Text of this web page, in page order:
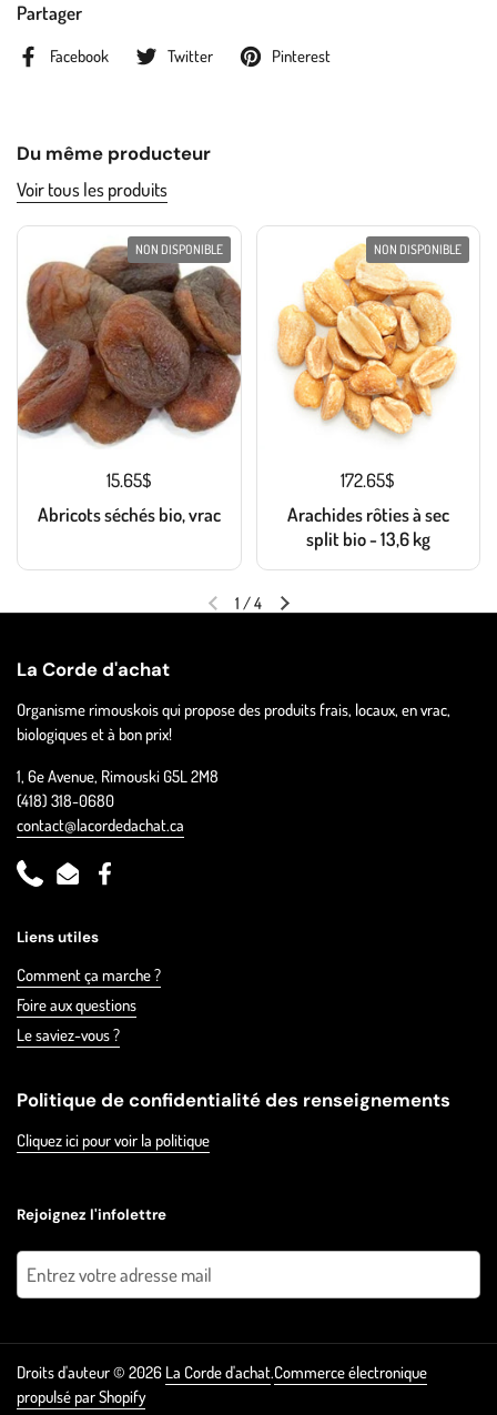
Partager
Facebook Twitter Pinterest
Du même producteur
Voir tous les produits
15.65$
Abricots séchés bio, vrac
NON DISPONIBLE
172.65$
Arachides rôties à sec
split bio - 13,6 kg
NON DISPONIBLE
1 /4
La Corde d'achat
Organisme rimouskois qui propose des produits frais, locaux, en vrac,
biologiques et à bon prix!
1, 6e Avenue, Rimouski G5L 2M8
(418) 318-0680
contact@lacordedachat.ca
PhoneEmailFacebook
Liens utiles
Comment ça marche ?
Foire aux questions
Le saviez-vous ?
Politique de confidentialité des renseignements
Cliquez ici pour voir la politique
Rejoignez l'infolettre
Droits d'auteur © 2026 La Corde d'achat.Commerce électronique
propulsé par Shopify